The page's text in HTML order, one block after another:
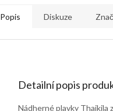
Popis Diskuze
Detailní popis
Nádherné plavky Thaikila